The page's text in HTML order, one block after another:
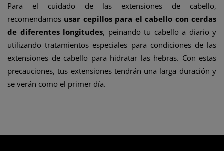
Para el cuidado de las extensiones de cabello,
recomendamos usar cepillos para el cabello con cerdas
de diferentes longitudes, peinando tu cabello a diario y
utilizando tratamientos especiales para condiciones de las
extensiones de cabello para hidratar las hebras. Con estas
precauciones, tus extensiones tendrán una larga duración y
se verán como el primer día.